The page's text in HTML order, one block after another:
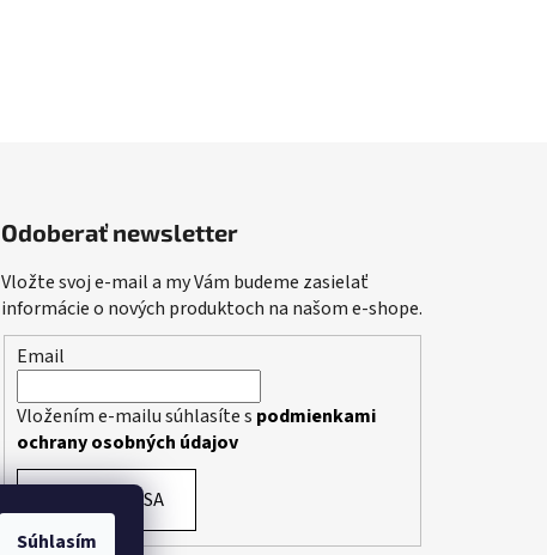
Súhlasím
Odoberať newsletter
Vložte svoj e-mail a my Vám budeme zasielať
informácie o nových produktoch na našom e-shope.
Email
Vložením e-mailu súhlasíte s podmienkami
ochrany osobných údajov
PRIHLÁSIŤ SA